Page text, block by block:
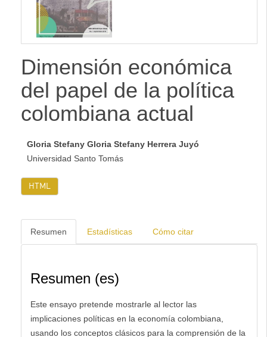
Dimensión económica
del papel de la política
colombiana actual
Gloria Stefany Gloria Stefany Herrera Juyó
Universidad Santo Tomás
HTML
Resumen Estadísticas Cómo citar
Resumen (es)
Este ensayo pretende mostrarle al lector las
implicaciones políticas en la economía colombiana,
usando los conceptos clásicos para la comprensión de la